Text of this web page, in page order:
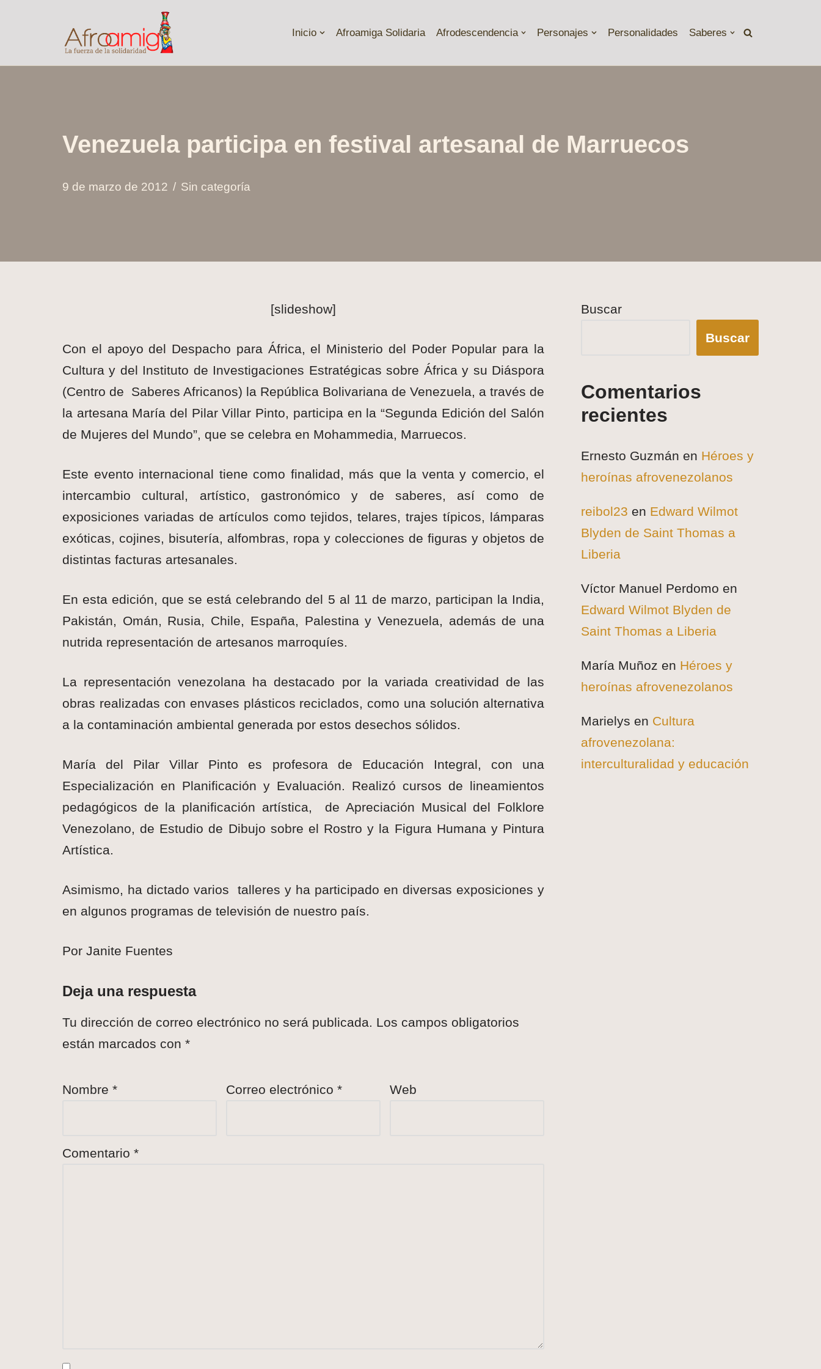
Inicio Afroamiga Solidaria Afrodescendencia Personajes Personalidades Saberes
Venezuela participa en festival artesanal de Marruecos
9 de marzo de 2012 Sin categoría
[slideshow]
Con el apoyo del Despacho para África, el Ministerio del Poder Popular para la
Cultura y del Instituto de Investigaciones Estratégicas sobre África y su Diáspora
(Centro de Saberes Africanos) la República Bolivariana de Venezuela, a través de
la artesana María del Pilar Villar Pinto, participa en la “Segunda Edición del Salón
de Mujeres del Mundo”, que se celebra en Mohammedia, Marruecos.
Este evento internacional tiene como finalidad, más que la venta y comercio, el
intercambio cultural, artístico, gastronómico y de saberes, así como de
exposiciones variadas de artículos como tejidos, telares, trajes típicos, lámparas
exóticas, cojines, bisutería, alfombras, ropa y colecciones de figuras y objetos de
distintas facturas artesanales.
En esta edición, que se está celebrando del 5 al 11 de marzo, participan la India,
Pakistán, Omán, Rusia, Chile, España, Palestina y Venezuela, además de una
nutrida representación de artesanos marroquíes.
La representación venezolana ha destacado por la variada creatividad de las
obras realizadas con envases plásticos reciclados, como una solución alternativa
a la contaminación ambiental generada por estos desechos sólidos.
María del Pilar Villar Pinto es profesora de Educación Integral, con una
Especialización en Planificación y Evaluación. Realizó cursos de lineamientos
pedagógicos de la planificación artística, de Apreciación Musical del Folklore
Venezolano, de Estudio de Dibujo sobre el Rostro y la Figura Humana y Pintura
Artística.
Asimismo, ha dictado varios talleres y ha participado en diversas exposiciones y
en algunos programas de televisión de nuestro país.
Por Janite Fuentes
Deja una respuesta
Tu dirección de correo electrónico no será publicada. Los campos obligatorios
están marcados con *
Nombre * Correo electrónico * Web
Comentario *
Buscar
Buscar
Comentarios
recientes
Ernesto Guzmán en Héroes y
heroínas afrovenezolanos
reibol23 en Edward Wilmot
Blyden de Saint Thomas a
Liberia
Víctor Manuel Perdomo en
Edward Wilmot Blyden de
Saint Thomas a Liberia
María Muñoz en Héroes y
heroínas afrovenezolanos
Marielys en Cultura
afrovenezolana:
interculturalidad y educación